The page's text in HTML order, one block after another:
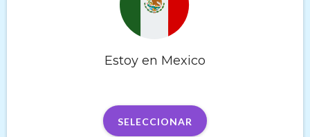
Estoy en Mexico
SELECCIONAR